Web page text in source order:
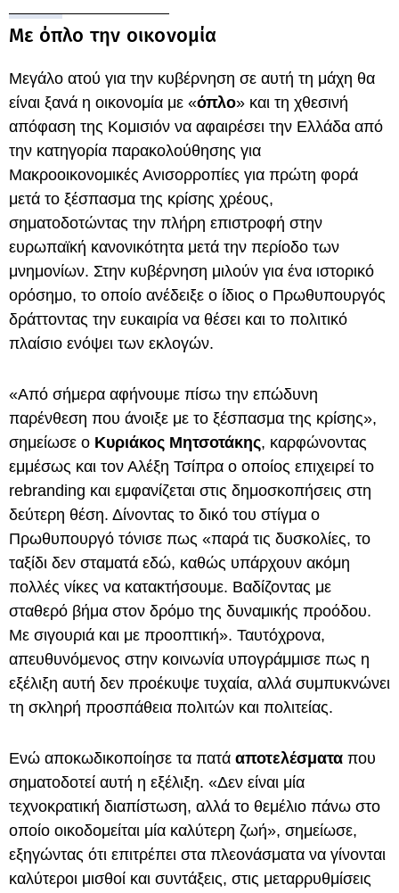
Με όπλο την οικονομία
Μεγάλο ατού για την κυβέρνηση σε αυτή τη μάχη θα
είναι ξανά η οικονομία με «όπλο» και τη χθεσινή
απόφαση της Κομισιόν να αφαιρέσει την Ελλάδα από
την κατηγορία παρακολούθησης για
Μακροοικονομικές Ανισορροπίες για πρώτη φορά
μετά το ξέσπασμα της κρίσης χρέους,
σηματοδοτώντας την πλήρη επιστροφή στην
ευρωπαϊκή κανονικότητα μετά την περίοδο των
μνημονίων. Στην κυβέρνηση μιλούν για ένα ιστορικό
ορόσημο, το οποίο ανέδειξε ο ίδιος ο Πρωθυπουργός
δράττοντας την ευκαιρία να θέσει και το πολιτικό
πλαίσιο ενόψει των εκλογών.
«Από σήμερα αφήνουμε πίσω την επώδυνη
παρένθεση που άνοιξε με το ξέσπασμα της κρίσης»,
σημείωσε ο Κυριάκος Μητσοτάκης, καρφώνοντας
εμμέσως και τον Αλέξη Τσίπρα ο οποίος επιχειρεί το
rebranding και εμφανίζεται στις δημοσκοπήσεις στη
δεύτερη θέση. Δίνοντας το δικό του στίγμα ο
Πρωθυπουργό τόνισε πως «παρά τις δυσκολίες, το
ταξίδι δεν σταματά εδώ, καθώς υπάρχουν ακόμη
πολλές νίκες να κατακτήσουμε. Βαδίζοντας με
σταθερό βήμα στον δρόμο της δυναμικής προόδου.
Με σιγουριά και με προοπτική». Ταυτόχρονα,
απευθυνόμενος στην κοινωνία υπογράμμισε πως η
εξέλιξη αυτή δεν προέκυψε τυχαία, αλλά συμπυκνώνει
τη σκληρή προσπάθεια πολιτών και πολιτείας.
Ενώ αποκωδικοποίησε τα πατά αποτελέσματα που
σηματοδοτεί αυτή η εξέλιξη. «Δεν είναι μία
τεχνοκρατική διαπίστωση, αλλά το θεμέλιο πάνω στο
οποίο οικοδομείται μία καλύτερη ζωή», σημείωσε,
εξηγώντας ότι επιτρέπει στα πλεονάσματα να γίνονται
καλύτεροι μισθοί και συντάξεις, στις μεταρρυθμίσεις